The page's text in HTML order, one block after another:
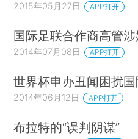
2015年05月27日 APP打开
国际足联合作商高管
2014年07月08日 APP打开
世界杯申办丑闻困扰
2014年06月12日 APP打开
布拉特的“误判阴谋”